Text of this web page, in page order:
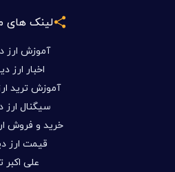
لینک های
آموزش ارز
اخبار ارز
آموزش ترید
سیگنال ارز
خرید و فروش
قیمت ارز
علی